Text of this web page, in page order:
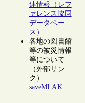
連情報（レフ
ァレンス協同
データベー
ス）
各地の図書館
等の被災情報
等について
（外部リン
ク）
saveMLAK